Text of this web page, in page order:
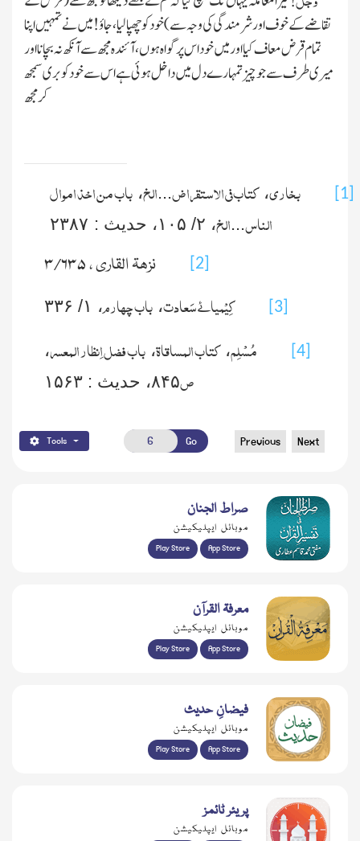
تقاضے کے خوف اور شرمندگی کی وجہ سے )خود کو چھپا لیا، جاؤ! میں نےتمہیں اپنا
تمام قرض معاف کیا اورمیں خود اس پر گواہ ہوں، آئندہ مجھ سے آنکھ نہ بچانا اور
میری طرف سے جوچیز تمہارے دل میں داخل ہوئی ہے اس سے خودکو بری سمجھ
کر مجھ
بخاری،کتاب فی الاستقراض...الخ، باب من اخذ اموال
الناس...الخ، ۲/ ۱۰۵ ، حدیث : ۲۳۸۷
نزھۃ القاری ، ۳/۶۳۵
کِیْمیائے سَعادت، باب چہارم، ۱/ ۳۳۶
مُسْلِم،کتاب المساقاة، باب فضل اِنظار المعسر،
ص۸۴۵، حدیث : ۱۵۶۳
Tools Go Previous Next
صراط الجنان
موبائل ایپلیکیشن
Play Store App Store
معرفۃ القرآن
موبائل ایپلیکیشن
Play Store App Store
فیضانِ حدیث
موبائل ایپلیکیشن
Play Store App Store
پریئر ٹائمز
موبائل ایپلیکیشن